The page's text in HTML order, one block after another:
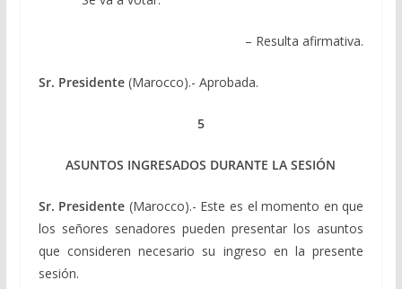
– Resulta afirmativa.
Sr. Presidente (Marocco).- Aprobada.
5
ASUNTOS INGRESADOS DURANTE LA SESIÓN
Sr. Presidente (Marocco).- Este es el momento en que
los señores senadores pueden presentar los asuntos
que consideren necesario su ingreso en la presente
sesión.